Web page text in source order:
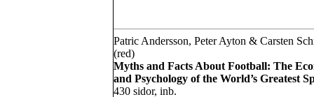
Patric Andersson, Peter Ayton & Carsten
(red)
Myths and Facts About Football: The
and Psychology of the World’s Greatest
430 sidor, inb.